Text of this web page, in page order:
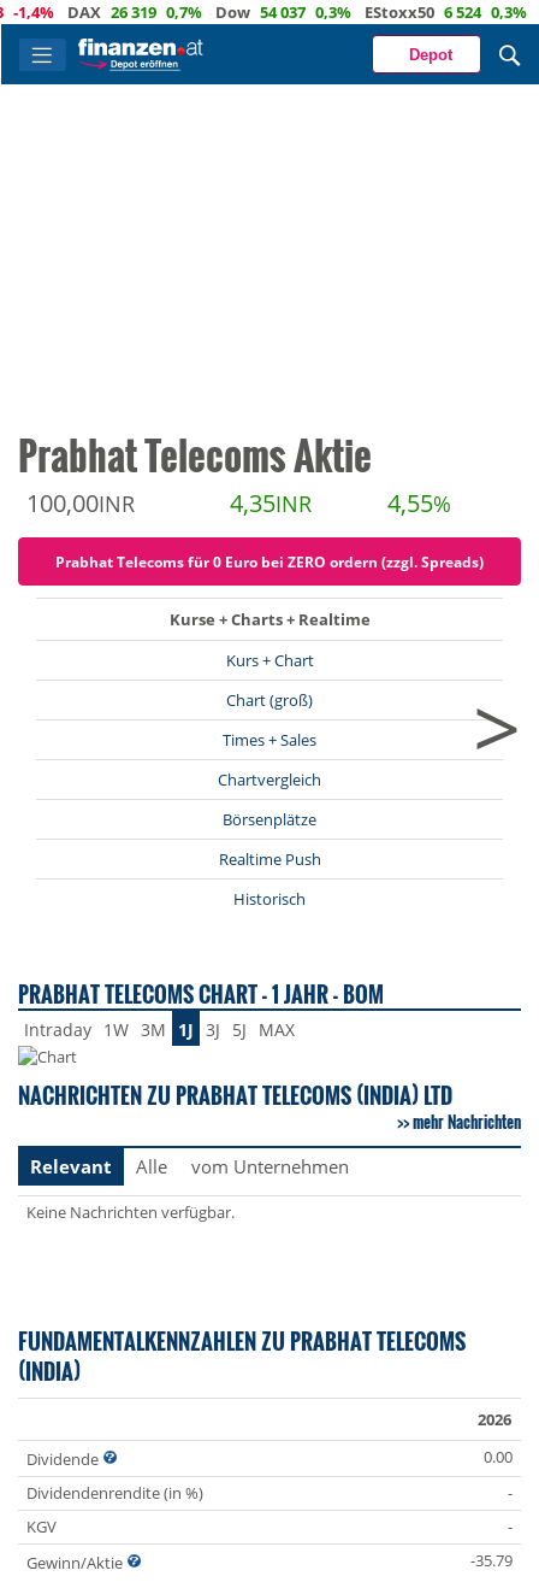
DAX 26 319 0,7% Dow 54 037 0,3% EStoxx50 6 524 0,3%
Depot
Prabhat Telecoms Aktie
100,00INR 4,35INR 4,55%
Prabhat Telecoms für 0 Euro bei ZERO ordern (zzgl. Spreads)
Kurse + Charts + Realtime
Kurs + Chart
Chart (groß)
Times + Sales
Chartvergleich
Börsenplätze
Realtime Push
Historisch
>
PRABHAT TELECOMS CHART - 1 JAHR - BOM
Intraday 1W 3M 1J 3J 5J MAX
NACHRICHTEN ZU PRABHAT TELECOMS (INDIA) LTD
mehr Nachrichten
Relevant
Alle vom Unternehmen
Keine Nachrichten verfügbar.
FUNDAMENTALKENNZAHLEN ZU PRABHAT TELECOMS
(INDIA)
2026
Dividende
0.00
Dividendenrendite (in %)
-
KGV
-
Gewinn/Aktie
-35.79